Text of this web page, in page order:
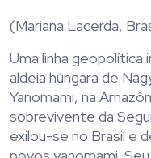
(Mariana Lacerda,
Uma linha geopolítica
aldeia húngara de
Yanomami, na
sobrevivente da
exilou-se no Brasil e